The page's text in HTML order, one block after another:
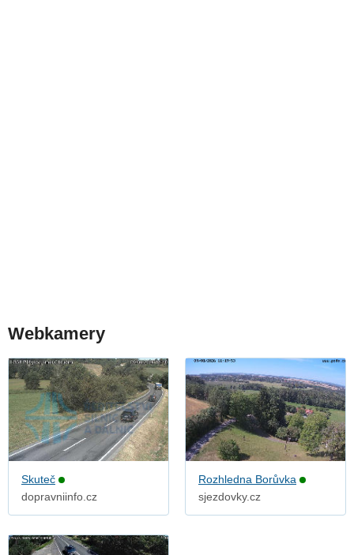
Webkamery
Skuteč
dopravniinfo.cz
Rozhledna Borůvka
sjezdovky.cz